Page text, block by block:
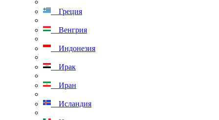
Греция
Венгрия
Индонезия
Ирак
Иран
Исландия